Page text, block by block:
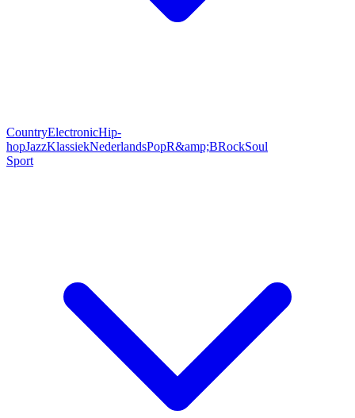
CountryElectronicHip-
hopJazzKlassiekNederlandsPopR&amp;BRockSoul
Sport